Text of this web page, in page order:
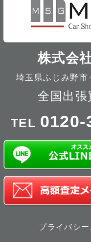
株式会
埼玉県ふじみ野
全国出張
TEL 0120-
プライバシ